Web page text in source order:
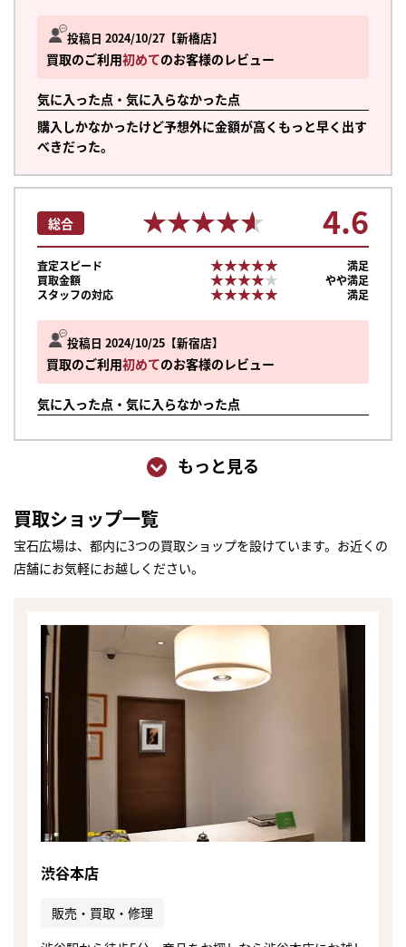
投稿日 2024/10/27 新橋店
買取のご利用初めてのお客様のレビュー
気に入った点・気に入らなかった点
購入しかなかったけど予想外に金額が高くもっと早く出す
べきだった。
投稿日 2024/10/25 新宿店
買取のご利用初めてのお客様のレビュー
気に入った点・気に入らなかった点
総合 ★★★★★
★★★★★ 4.6
査定スピード ★★★★★
★★★★★
満足
買取金額
★★★★★
★★★★★
やや満足
スタッフの対応
★★★★★
★★★★★ 満足
もっと見る
買取ショップ一覧
宝石広場は、都内に3つの買取ショップを設けています。お近くの
店舗にお気軽にお越しください。
渋谷本店
販売・買取・修理